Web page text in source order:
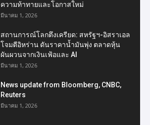
ความท้าทายและโอกาสใหม่
มีนาคม 1, 2026
สถานการณ์โลกตึงเครียด: สหรัฐฯ-อิสราเอล
โจมตีอิหร่าน ดันราคาน้ำมันพุ่ง ตลาดหุ้น
ผันผวนจากเงินเฟ้อและ AI
มีนาคม 1, 2026
News update from Bloomberg, CNBC,
Reuters
มีนาคม 1, 2026